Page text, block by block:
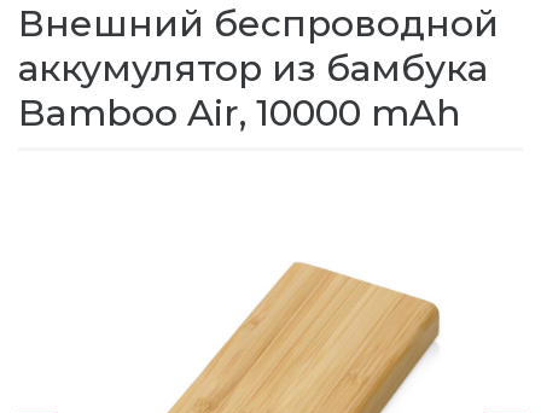
Внешний беспроводной
аккумулятор из бамбука
Bamboo Air, 10000 mAh